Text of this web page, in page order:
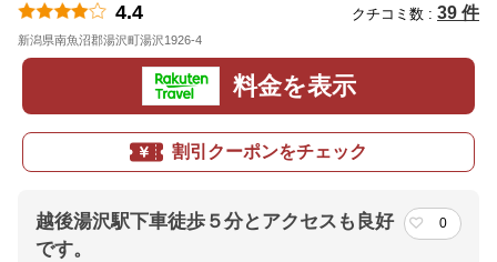
4.4 クチコミ数 : 39 件
新潟県南魚沼郡湯沢町湯沢1926-4
料金を表示
割引クーポンをチェック
越後湯沢駅下車徒歩５分とアクセスも良好
です。
0